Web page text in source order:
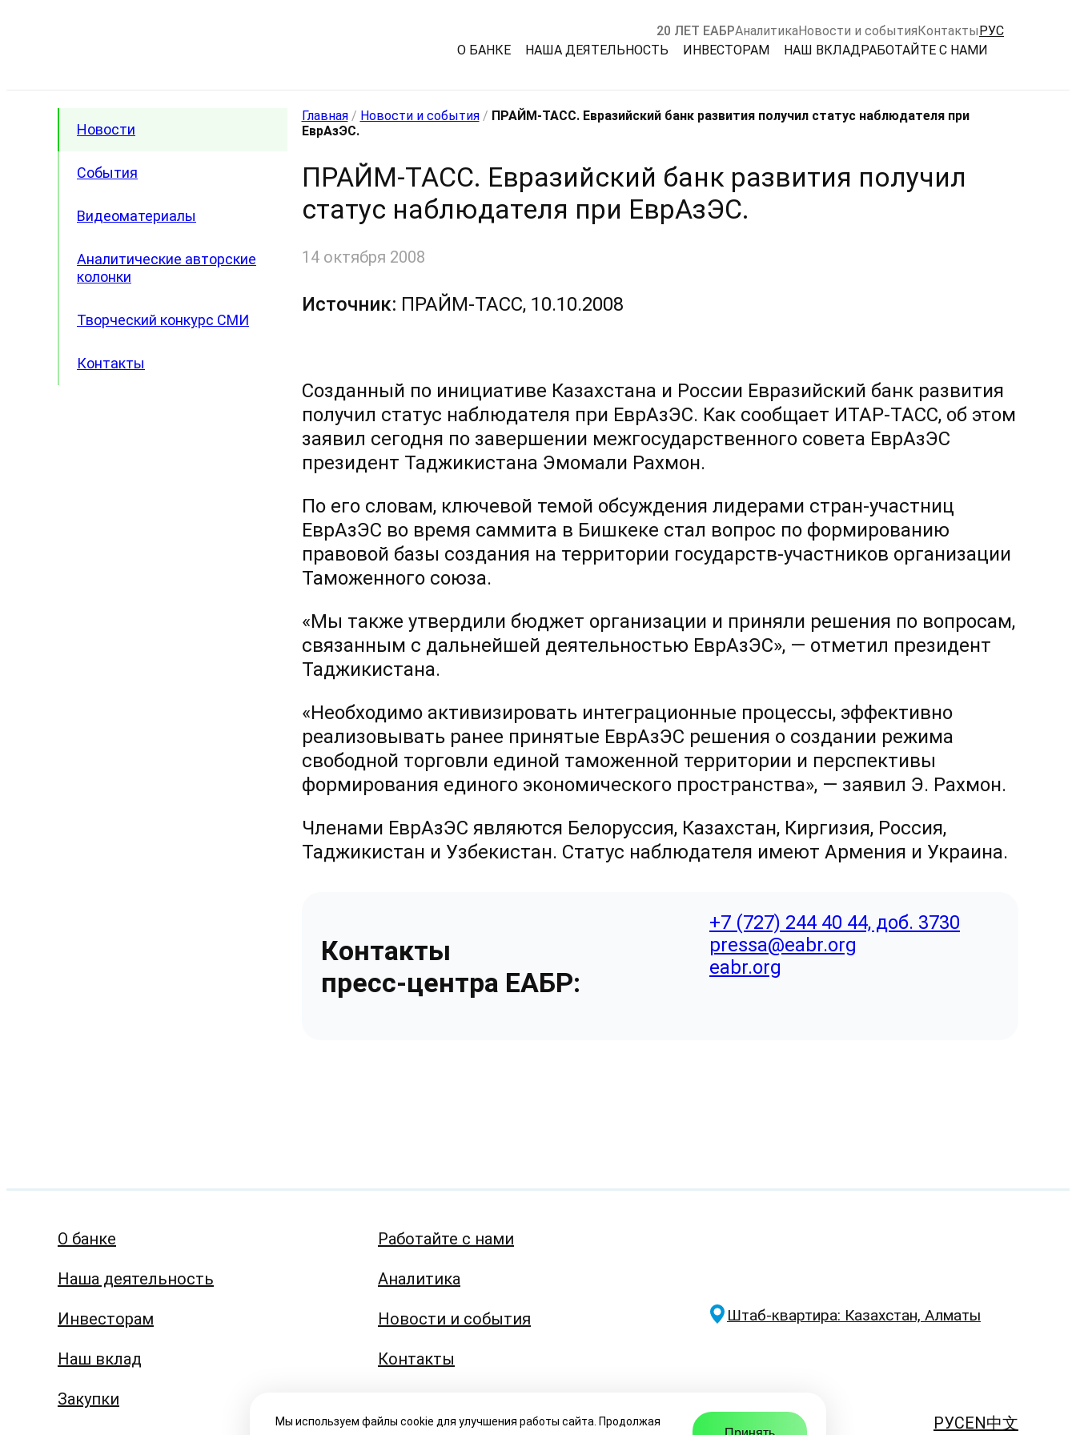
20 ЛЕТ ЕАБРАналитикаНовости и событияКонтактыРУС
О БАНКЕ
НАША ДЕЯТЕЛЬНОСТЬ ИНВЕСТОРАМ НАШ ВКЛАДРАБОТАЙТЕ С НАМИ
Новости
События
Видеоматериалы
Аналитические авторские
колонки
Творческий конкурс СМИ
Контакты
Главная/ Новости и события/ ПРАЙМ-ТАСС. Евразийский банк развития получил статус наблюдателя при
ЕврАзЭС.
ПРАЙМ-ТАСС. Евразийский банк развития получил
статус наблюдателя при ЕврАзЭС.
14 октября 2008
Источник: ПРАЙМ-ТАСС, 10.10.2008
Созданный по инициативе Казахстана и России Евразийский банк развития
получил статус наблюдателя при ЕврАзЭС. Как сообщает ИТАР-ТАСС, об этом
заявил сегодня по завершении межгосударственного совета ЕврАзЭС
президент Таджикистана Эмомали Рахмон.
По его словам, ключевой темой обсуждения лидерами стран-участниц
ЕврАзЭС во время саммита в Бишкеке стал вопрос по формированию
правовой базы создания на территории государств-участников организации
Таможенного союза.
«Мы также утвердили бюджет организации и приняли решения по вопросам,
связанным с дальнейшей деятельностью ЕврАзЭС», — отметил президент
Таджикистана.
«Необходимо активизировать интеграционные процессы, эффективно
реализовывать ранее принятые ЕврАзЭС решения о создании режима
свободной торговли единой таможенной территории и перспективы
формирования единого экономического пространства», — заявил Э. Рахмон.
Членами ЕврАзЭС являются Белоруссия, Казахстан, Киргизия, Россия,
Таджикистан и Узбекистан. Статус наблюдателя имеют Армения и Украина.
Контакты
пресс-центра ЕАБР:
+7 (727) 244 40 44, доб. 3730
pressa@eabr.org
eabr.org
О банке
Наша деятельность
Инвесторам
Наш вклад
Закупки
Работайте с нами
Аналитика
Новости и события
Контакты
Штаб-квартира: Казахстан, Алматы
info@eabr.org РУСEN中文
Мы используем файлы cookie для улучшения работы сайта. Продолжая